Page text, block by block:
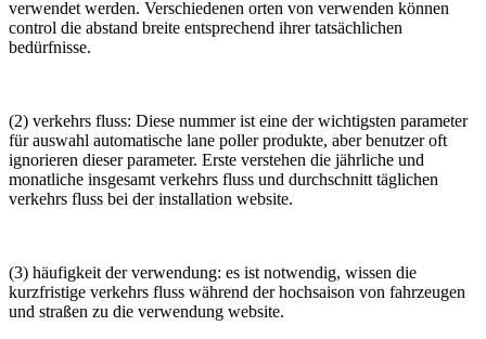
verwendet werden. Verschiedenen orten von verwenden können
control die abstand breite entsprechend ihrer tatsächlichen
bedürfnisse.
(2) verkehrs fluss: Diese nummer ist eine der wichtigsten parameter
für auswahl automatische lane poller produkte, aber benutzer oft
ignorieren dieser parameter. Erste verstehen die jährliche und
monatliche insgesamt verkehrs fluss und durchschnitt täglichen
verkehrs fluss bei der installation website.
(3) häufigkeit der verwendung: es ist notwendig, wissen die
kurzfristige verkehrs fluss während der hochsaison von fahrzeugen
und straßen zu die verwendung website.